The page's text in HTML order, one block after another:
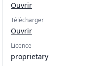
Ouvrir
Télécharger
Ouvrir
Licence
proprietary